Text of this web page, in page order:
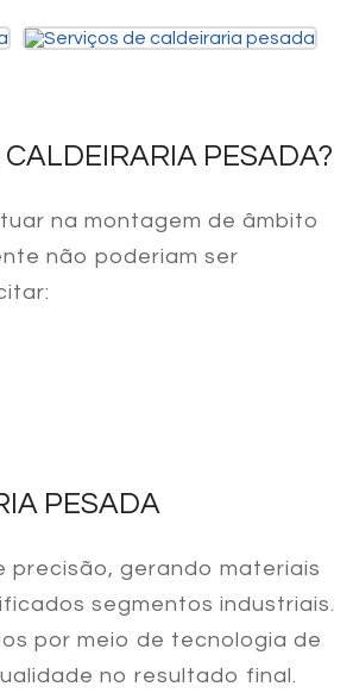
PESADA?
na montagem de âmbito
não poderiam ser
PESADA
precisão, gerando materiais
segmentos industriais.
por meio de tecnologia de
no resultado final.